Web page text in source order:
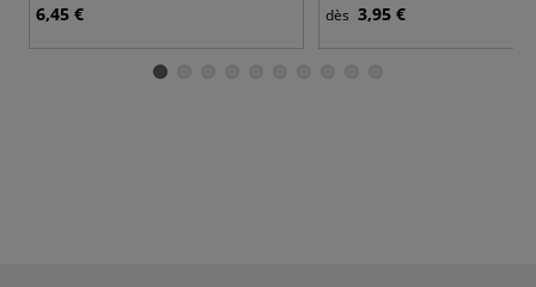
6,45 € dès 3,95 €